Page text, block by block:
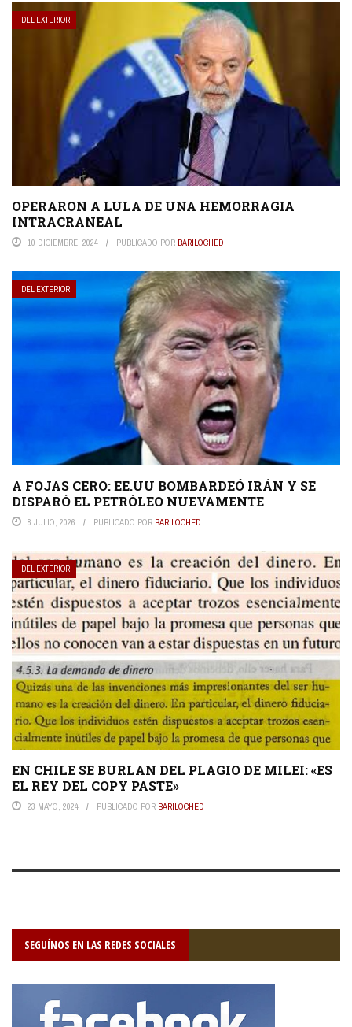
DEL EXTERIOR
OPERARON A LULA DE UNA HEMORRAGIA
INTRACRANEAL
10 DICIEMBRE, 2024 PUBLICADO POR BARILOCHED
DEL EXTERIOR
A FOJAS CERO: EE.UU BOMBARDEÓ IRÁN Y SE
DISPARÓ EL PETRÓLEO NUEVAMENTE
8 JULIO, 2026 PUBLICADO POR BARILOCHED
DEL EXTERIOR
EN CHILE SE BURLAN DEL PLAGIO DE MILEI: «ES
EL REY DEL COPY PASTE»
23 MAYO, 2024 PUBLICADO POR BARILOCHED
SEGUÍNOS EN LAS REDES SOCIALES